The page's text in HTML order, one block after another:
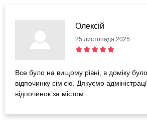
Олексій
25 листопада 2025
Все було на вищому рівні, в доміку
відпочинку сімʼєю. Дякуємо
відпочинок за містом